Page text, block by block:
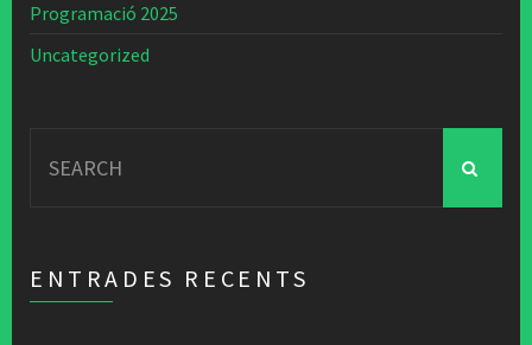
Programació 2025
Uncategorized
for:
ENTRADES RECENTS